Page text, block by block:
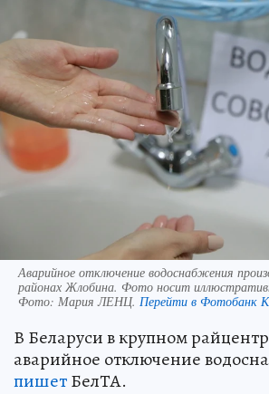
Аварийное отключение водоснабжения
районах Жлобина. Фото носит
Фото: Мария ЛЕНЦ. Перейти в Фотобанк
В Беларуси в крупном
аварийное отключение
пишетБелТА.